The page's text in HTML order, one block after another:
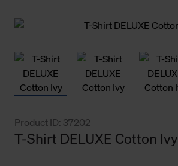
Product ID: 37202
T-Shirt DELUXE Cotton Ivy